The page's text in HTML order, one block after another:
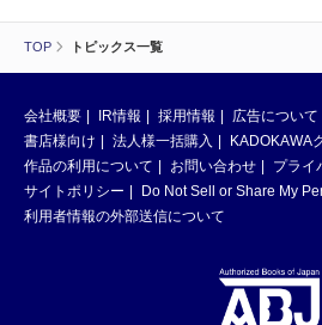
TOP トピックス一覧
会社概要 IR情報 採用情報 広告について
書店様向け
法人様一括購入
KADOKAWA
作品の利用について
お問い合わせ
プライ
サイトポリシー
Do Not Sell or Share My
利用者情報の外部送信について